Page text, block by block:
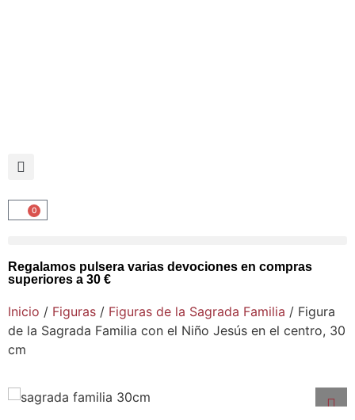
0
Regalamos pulsera varias devociones en compras
superiores a 30 €
Inicio / Figuras / Figuras de la Sagrada Familia / Figura
de la Sagrada Familia con el Niño Jesús en el centro, 30
cm